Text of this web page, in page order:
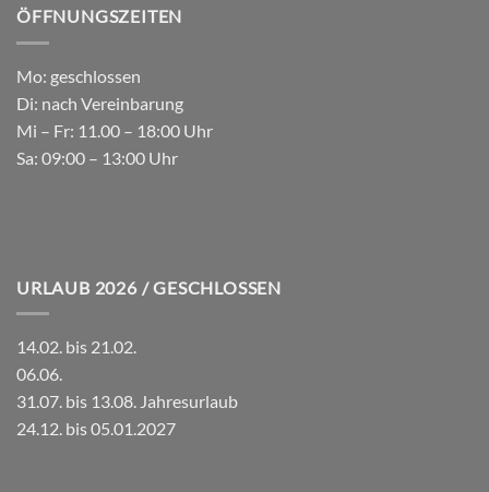
ÖFFNUNGSZEITEN
Mo: geschlossen
Di: nach Vereinbarung
Mi – Fr: 11.00 – 18:00 Uhr
Sa: 09:00 – 13:00 Uhr
URLAUB 2026 / GESCHLOSSEN
14.02. bis 21.02.
06.06.
31.07. bis 13.08. Jahresurlaub
24.12. bis 05.01.2027